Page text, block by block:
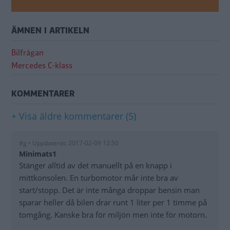
ÄMNEN I ARTIKELN
Bilfrågan
Mercedes C-klass
KOMMENTARER
+ Visa äldre kommentarer (5)
#g • Uppdaterat: 2017-02-09 12:50
Minimats1
Stänger alltid av det manuellt på en knapp i
mittkonsolen. En turbomotor mår inte bra av
start/stopp. Det är inte många droppar bensin man
sparar heller då bilen drar runt 1 liter per 1 timme på
tomgång. Kanske bra för miljön men inte för motorn.